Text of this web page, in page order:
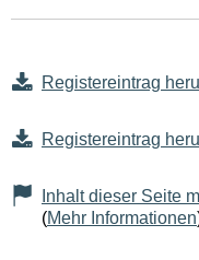
Registereintrag
Registereintrag
Inhalt dieser Seite
(Mehr Informationen